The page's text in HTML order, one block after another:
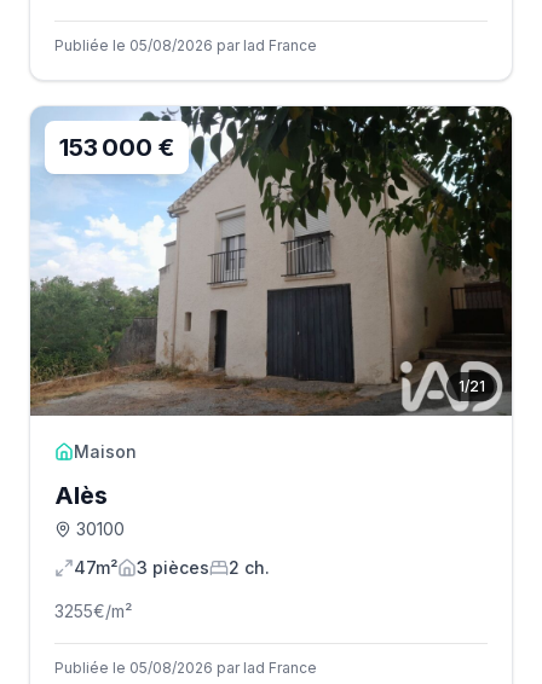
Publiée le 05/08/2026 par Iad France
1/21
153 000 €
Maison
Alès
30100
47m²
3 pièces 2 ch.
3255€/m²
Publiée le 05/08/2026 par Iad France